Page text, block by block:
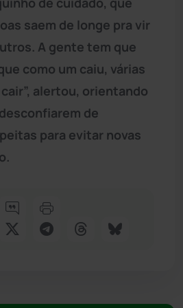
saem de longe pra vir
A gente tem que
como um caiu, várias
alertou, orientando
de
para evitar novas